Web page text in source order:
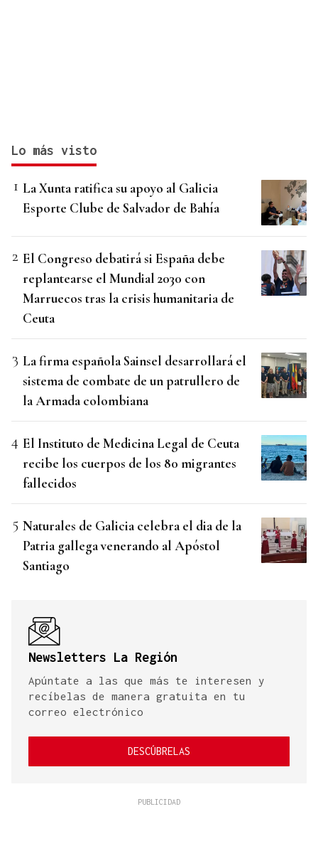
Lo más visto
La Xunta ratifica su apoyo al Galicia
Esporte Clube de Salvador de Bahía
El Congreso debatirá si España debe
replantearse el Mundial 2030 con
Marruecos tras la crisis humanitaria de
Ceuta
La firma española Sainsel desarrollará el
sistema de combate de un patrullero de
la Armada colombiana
El Instituto de Medicina Legal de Ceuta
recibe los cuerpos de los 80 migrantes
fallecidos
Naturales de Galicia celebra el dia de la
Patria gallega venerando al Apóstol
Santiago
Newsletters La Región
Apúntate a las que más te interesen y
recíbelas de manera gratuita en tu
correo electrónico
DESCÚBRELAS